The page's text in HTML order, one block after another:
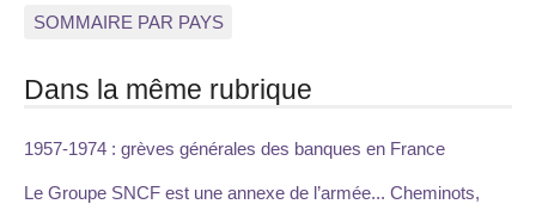
SOMMAIRE PAR PAYS
Dans la même rubrique
1957-1974 : grèves générales des banques en France
Le Groupe SNCF est une annexe de l’armée... Cheminots,